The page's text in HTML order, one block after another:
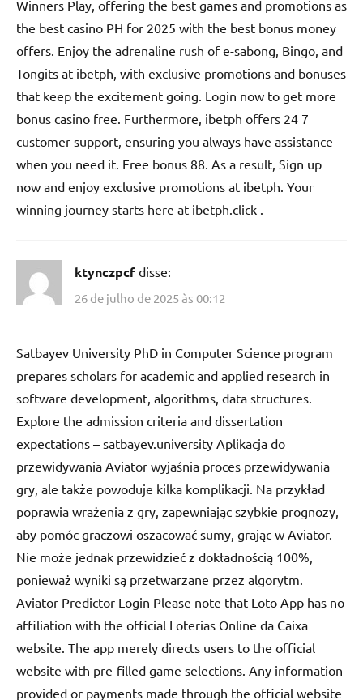
Winners Play, offering the best games and promotions as
the best casino PH for 2025 with the best bonus money
offers. Enjoy the adrenaline rush of e-sabong, Bingo, and
Tongits at ibetph, with exclusive promotions and bonuses
that keep the excitement going. Login now to get more
bonus casino free. Furthermore, ibetph offers 24 7
customer support, ensuring you always have assistance
when you need it. Free bonus 88. As a result, Sign up
now and enjoy exclusive promotions at ibetph. Your
winning journey starts here at ibetph.click .
ktynczpcf disse:
26 de julho de 2025 às 00:12
Satbayev University PhD in Computer Science program
prepares scholars for academic and applied research in
software development, algorithms, data structures.
Explore the admission criteria and dissertation
expectations – satbayev.university Aplikacja do
przewidywania Aviator wyjaśnia proces przewidywania
gry, ale także powoduje kilka komplikacji. Na przykład
poprawia wrażenia z gry, zapewniając szybkie prognozy,
aby pomóc graczowi oszacować sumy, grając w Aviator.
Nie może jednak przewidzieć z dokładnością 100%,
ponieważ wyniki są przetwarzane przez algorytm.
Aviator Predictor Login Please note that Loto App has no
affiliation with the official Loterias Online da Caixa
website. The app merely directs users to the official
website with pre-filled game selections. Any information
provided or payments made through the official website